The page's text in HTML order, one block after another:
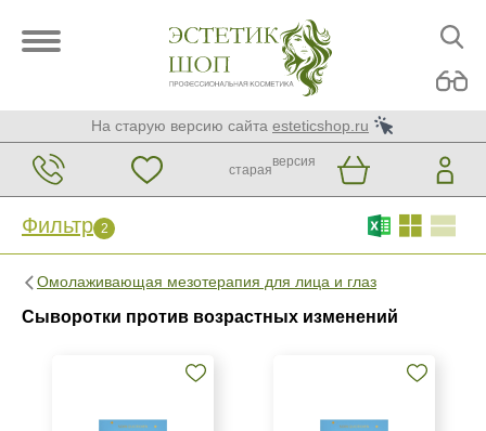
На старую версию сайта esteticshop.ru
старая
версия
Фильтр 2
Омолаживающая мезотерапия для лица и глаз
Сыворотки против возрастных изменений
Фильтр 2 Сброс